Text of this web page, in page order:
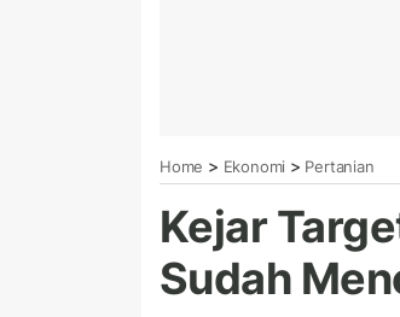
Home > Ekonomi > Pertanian
Kejar
Sudah